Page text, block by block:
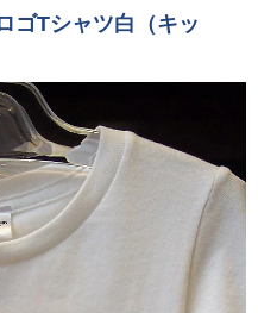
ゴTシャツ白（キッ